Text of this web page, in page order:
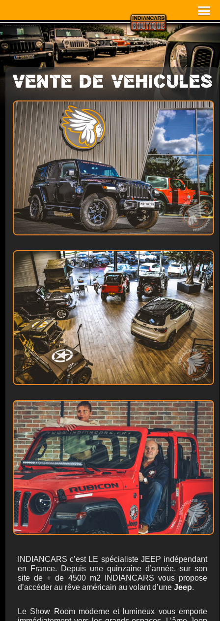
INDIANCARS c’est LE spécialiste JEEP indépendant
en France. Depuis une quinzaine d’année, sur son
site de + de 4500 m2 INDIANCARS vous propose
d’accéder au rêve américain au volant d’uneJeep.
Le Show Room moderne et lumineux vous emporte